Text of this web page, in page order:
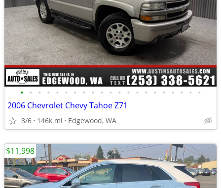
• • • • • • • • • • • • • • • • • • • • •
2006 Chevrolet Chevy Tahoe Z71
8/6 146k mi Edgewood, WA
$11,998